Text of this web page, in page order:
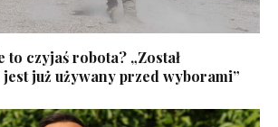
to czyjaś robota? „Został
już używany przed wyborami”